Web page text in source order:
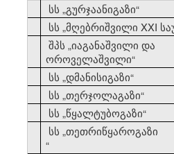
სს„გურჯაანიგაზი“
სს„მღებრიშვილი XXI
შპს„იაგანაშვილი და
ოროველაშვილი“
სს„დმანისიგაზი“
სს„თერჯოლაგაზი“
სს„წყალტუბოგაზი“
სს„თეთრიწყაროგაზი
“